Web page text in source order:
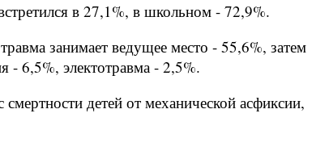
в 27,1%, в школьном - 72,9%.
занимает ведущее место - 55,6%, затем
- 6,5%, электотравма - 2,5%.
детей от механической асфиксии,